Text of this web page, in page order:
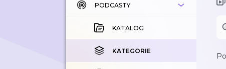
KATALOG
KOUPENÉ
KATEGORIE
PODCASTY
KATALOG
KATEGORIE